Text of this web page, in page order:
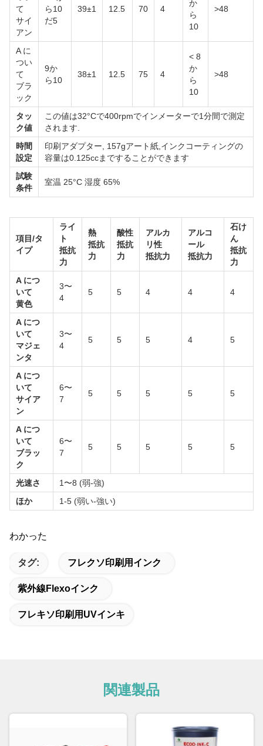
て
サイ
アン
ら10
だ5
39±1 12.5 70 4
か
ら
10
>48
A に
つい
て
ブラ
ック
9か
ら10
38±1 12.5 75 4
< 8
か
ら
10
>48
タッ
ク値
この値は32°Cで400rpmでインメーターで1分間で測定
されます.
時間
設定
印刷アダプター, 157gアート紙,インクコーティングの
容量は0.125ccまですることができます
試験
条件
室温 25°C 湿度 65%
項目/タ
イプ
ライ
ト
抵抗
力
熱
抵抗
力
酸性
抵抗
力
アルカ
リ性
抵抗力
アルコ
ール
抵抗力
石け
ん
抵抗
力
A につ
いて
黄色
3〜
4
5 5 4 4 4
A につ
いて
マジェ
ンタ
3〜
4
5 5 5 4 5
A につ
いて
サイア
ン
6〜
7
5 5 5 5 5
A につ
いて
ブラッ
ク
6〜
7
5 5 5 5 5
光速さ
1〜8 (弱-強)
ほか
1-5 (弱い-強い)
わかった
タグ: フレクソ印刷用インク
紫外線flexoインク
フレキソ印刷用UVインキ
関連製品